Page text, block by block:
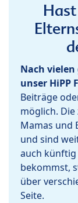
Nach
unser HiPP
Beiträge
möglich.
Mamas und
und sind
auch
bekommst,
über
Seite.